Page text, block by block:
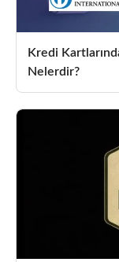
Kredi
Nelerdir?